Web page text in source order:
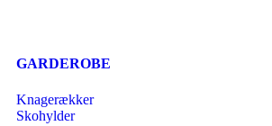
GARDEROBE
Knagerækker
Skohylder